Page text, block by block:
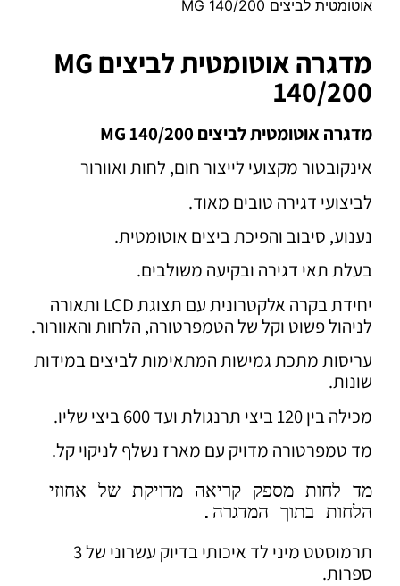
אוטומטית לביצים MG 140/200
מדגרה אוטומטית לביצים MG
140/200
מדגרה אוטומטית לביצים MG 140/200
אינקובטור מקצועי לייצור חום, לחות ואוורור
לביצועי דגירה טובים מאוד.
נענוע, סיבוב והפיכת ביצים אוטומטית.
בעלת תאי דגירה ובקיעה משולבים.
יחידת בקרה אלקטרונית עם תצוגת LCD ותאורה
לניהול פשוט וקל של הטמפרטורה, הלחות והאוורור.
עריסות מתכת גמישות המתאימות לביצים במידות
שונות.
מכילה בין 120 ביצי תרנגולת ועד 600 ביצי שליו.
מד טמפרטורה מדויק עם מארז נשלף לניקוי קל.
הלחות בתוך המדגרה.
תרמוסטט מיני לד איכותי בדיוק עשרוני של 3
ספרות.